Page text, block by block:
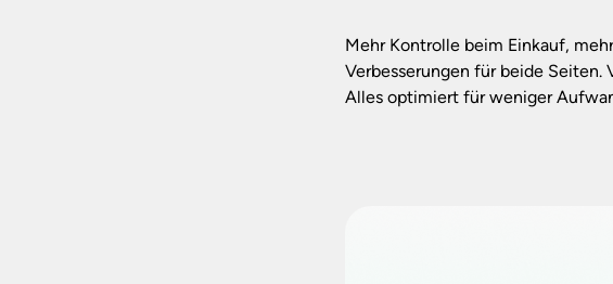
Mehr Kontrolle beim Einkauf,
Verbesserungen für beide Seiten.
Alles optimiert für weniger